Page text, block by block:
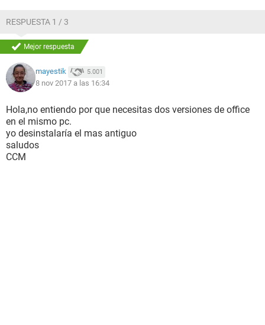
RESPUESTA 1 / 3
Mejor respuesta
mayestik 5.001
8 nov 2017 a las 16:34
Hola,no entiendo por que necesitas dos versiones de office
en el mismo pc.
yo desinstalaría el mas antiguo
saludos
CCM